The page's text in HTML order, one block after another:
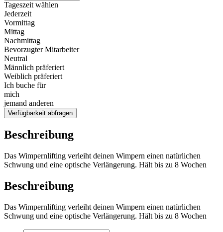
Tageszeit wählen
Jederzeit
Vormittag
Mittag
Nachmittag
Bevorzugter Mitarbeiter
Neutral
Männlich präferiert
Weiblich präferiert
Ich buche für
mich
jemand anderen
Verfügbarkeit abfragen
Beschreibung
Das Wimpernlifting verleiht deinen Wimpern einen natürlichen
Schwung und eine optische Verlängerung. Hält bis zu 8 Wochen
Beschreibung
Das Wimpernlifting verleiht deinen Wimpern einen natürlichen
Schwung und eine optische Verlängerung. Hält bis zu 8 Wochen